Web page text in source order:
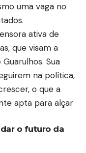
uma vaga no
ativa de
que visam a
Sua
na política,
o que a
apta para alçar
o futuro da